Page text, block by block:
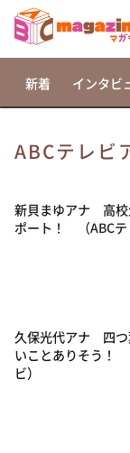
相席食堂
これ余談な
～人生密
news おか
河合＆
新着 インタビ
ABCテレビ
新貝まゆアナ 高校
ポート！ （ABCテ
久保光代アナ 四つ
いことありそう！
ビ）